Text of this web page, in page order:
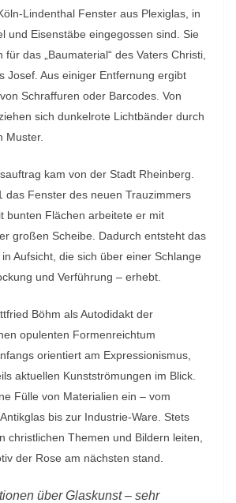
Lindenthal Fenster aus Plexiglas, in
und Eisenstäbe eingegossen sind. Sie
das „Baumaterial“ des Vaters Christi,
Josef. Aus einiger Entfernung ergibt
Schraffuren oder Barcodes. Von
sich dunkelrote Lichtbänder durch
Muster.
kam von der Stadt Rheinberg.
das Fenster des neuen Trauzimmers
bunten Flächen arbeitete er mit
großen Scheibe. Dadurch entsteht das
Aufsicht, die sich über einer Schlange
und Verführung – erhebt.
Böhm als Autodidakt der
opulenten Formenreichtum
orientiert am Expressionismus,
aktuellen Kunstströmungen im Blick.
Fülle von Materialien ein – vom
bis zur Industrie-Ware. Stets
christlichen Themen und Bildern leiten,
der Rose am nächsten stand.
über Glaskunst – sehr